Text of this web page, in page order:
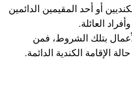
أو أحد المقيمين الدائمين
العائلة.
بتلك الشروط، فمن
الإقامة الكندية الدائمة.